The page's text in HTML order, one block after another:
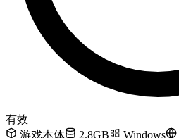
有效
游戏本体
2.8GB Windows